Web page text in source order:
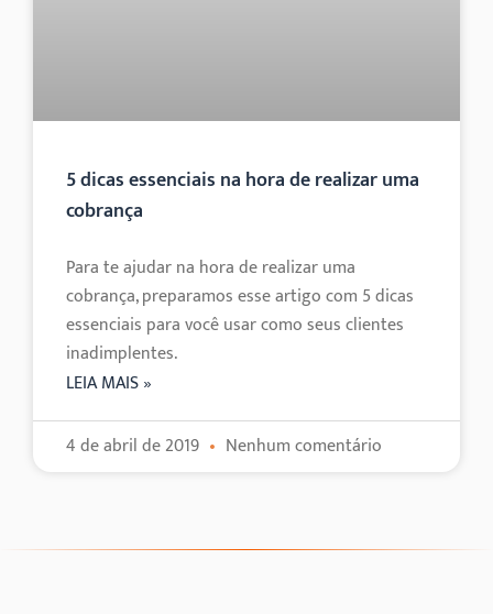
5 dicas essenciais na hora de realizar uma
cobrança
Para te ajudar na hora de realizar uma
cobrança, preparamos esse artigo com 5 dicas
essenciais para você usar como seus clientes
inadimplentes.
LEIA MAIS »
4 de abril de 2019 Nenhum comentário